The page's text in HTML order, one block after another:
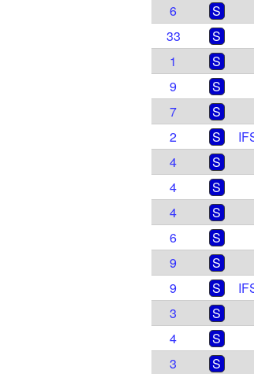
6
S
33
S
1
S
9
S
7
S
2
S
4
S
4
S
4
S
6
S
9
S
9
S
3
S
4
S
3
S